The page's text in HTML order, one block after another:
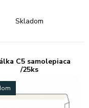
Skladom
C5 samolepiaca
/25ks